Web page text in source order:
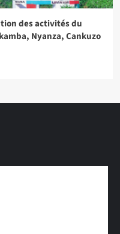
des activités du
Nyanza, Cankuzo